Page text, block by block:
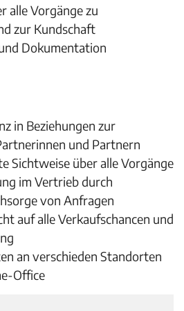
alle Vorgänge zu
zur Kundschaft
Dokumentation
in Beziehungen zur
und Partnern
Sichtweise über alle Vorgänge
im Vertrieb durch
von Anfragen
auf alle Verkaufschancen und
an verschieden Standorten
Office